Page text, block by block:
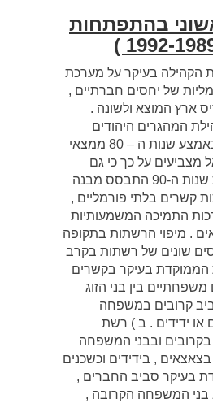
בהתפתחות
הקהילה בעיקר על מערכת
של יחסים חברתיים ,
ארץ המוצא ולשונה .
המהגרים היהודים
בארצות הברית באמצע שנות ה – 80 ממצאי
מצביעים על כך כי גם
בישראל בראשית שנות ה-90 התבסס מבנה
קשרים בלתי פורמליים ,
התמיכה המשמעותיות
. מיפוי הרשתות בתקופה
שונים של רשתות בקרב
הממוקדת בעיקר בקשרים
משפחתיים בין בני הזוג
קרובים במשפחה
או ידידים . ב ) רשת
ובבני המשפחה
, בידידים וכשכנים
בעיקר סביב החברים ,
בני המשפחה הקרובה ,